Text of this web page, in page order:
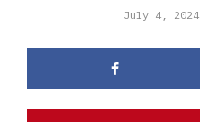
July 4, 2024